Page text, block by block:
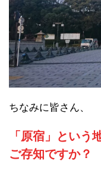
ちなみに皆さん、
「原宿」という
ご存知ですか？